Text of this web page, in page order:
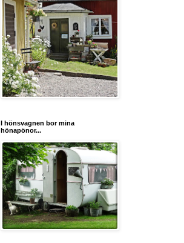
I hönsvagnen bor mina
hönapönor...